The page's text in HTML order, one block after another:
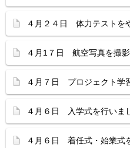
４月２４日 体力テストを
４月1７日 航空写真を撮
４月７日 プロジェクト学
４月６日 入学式を行いま
４月６日 着任式・始業式